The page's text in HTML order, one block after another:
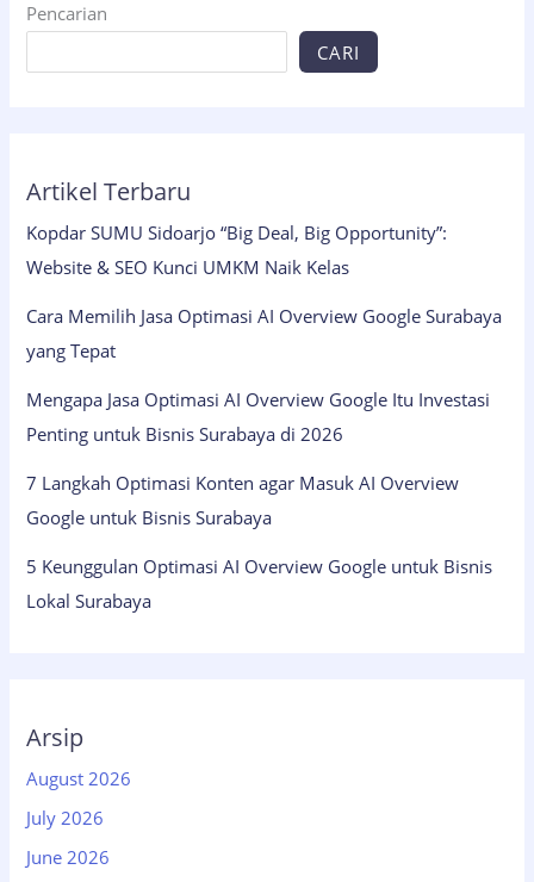
Pencarian
CARI
Artikel Terbaru
Kopdar SUMU Sidoarjo “Big Deal, Big Opportunity”:
Website & SEO Kunci UMKM Naik Kelas
Cara Memilih Jasa Optimasi AI Overview Google Surabaya
yang Tepat
Mengapa Jasa Optimasi AI Overview Google Itu Investasi
Penting untuk Bisnis Surabaya di 2026
7 Langkah Optimasi Konten agar Masuk AI Overview
Google untuk Bisnis Surabaya
5 Keunggulan Optimasi AI Overview Google untuk Bisnis
Lokal Surabaya
Arsip
August 2026
July 2026
June 2026